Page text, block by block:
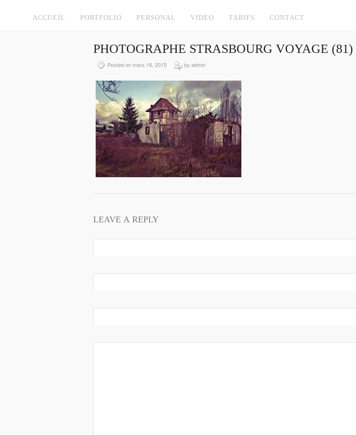
ACCUEIL PORTFOLIO PERSONAL VIDÉO TARIFS CONTACT
PHOTOGRAPHE STRASBOURG VOYAGE (81)
Posted on mars 16, 2015 by admin
LEAVE A REPLY